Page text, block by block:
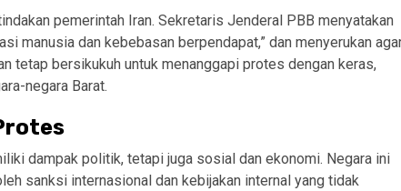
pemerintah Iran. Sekretaris Jenderal PBB menyatakan
manusia dan kebebasan berpendapat,” dan menyerukan
tetap bersikukuh untuk menanggapi protes dengan keras,
negara Barat.
dampak politik, tetapi juga sosial dan ekonomi. Negara ini
sanksi internasional dan kebijakan internal yang tidak